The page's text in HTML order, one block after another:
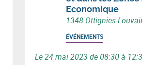
Economique
1348 Ottignies-
ÉVÉNEMENTS
Le 24 mai 2023 de 08:30 à